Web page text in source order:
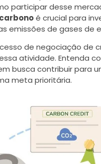
participar desse
é crucial para
emissões de gases de
de negociação de
atividade. Entenda
busca contribuir para
meta prioritária.